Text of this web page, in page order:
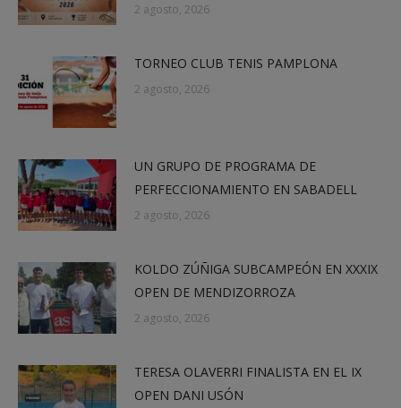
2 agosto, 2026
TORNEO CLUB TENIS PAMPLONA
2 agosto, 2026
UN GRUPO DE PROGRAMA DE
PERFECCIONAMIENTO EN SABADELL
2 agosto, 2026
KOLDO ZÚÑIGA SUBCAMPEÓN EN XXXIX
OPEN DE MENDIZORROZA
2 agosto, 2026
TERESA OLAVERRI FINALISTA EN EL IX
OPEN DANI USÓN